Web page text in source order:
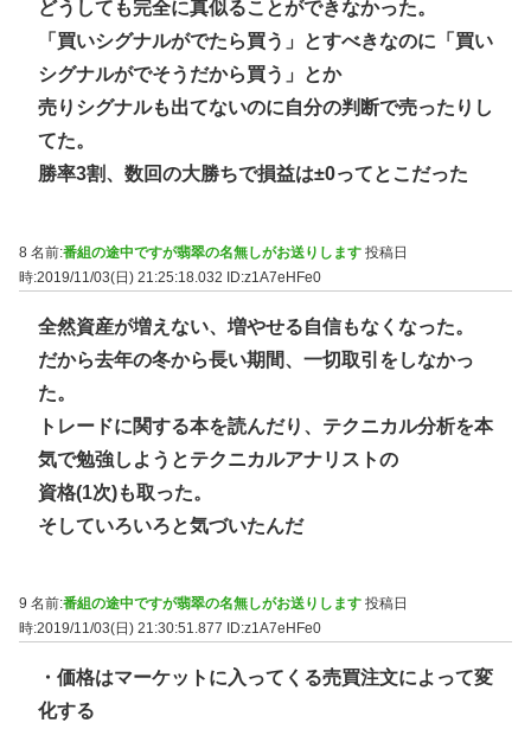
どうしても完全に真似ることができなかった。
「買いシグナルがでたら買う」とすべきなのに「買い
シグナルがでそうだから買う」とか
売りシグナルも出てないのに自分の判断で売ったりし
てた。
勝率3割、数回の大勝ちで損益は±0ってとこだった
8 名前:番組の途中ですが翡翠の名無しがお送りします 投稿日
時:2019/11/03(日) 21:25:18.032 ID:z1A7eHFe0
全然資産が増えない、増やせる自信もなくなった。
だから去年の冬から長い期間、一切取引をしなかっ
た。
トレードに関する本を読んだり、テクニカル分析を本
気で勉強しようとテクニカルアナリストの
資格(1次)も取った。
そしていろいろと気づいたんだ
9 名前:番組の途中ですが翡翠の名無しがお送りします 投稿日
時:2019/11/03(日) 21:30:51.877
ID:z1A7eHFe0
・価格はマーケットに入ってくる売買注文によって変
化する